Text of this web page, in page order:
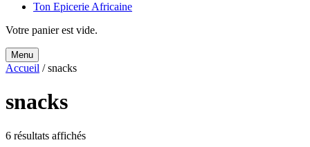
Ton Epicerie Africaine
Search
Votre panier est vide.
Menu
Accueil / snacks
snacks
6 résultats affichésTrié